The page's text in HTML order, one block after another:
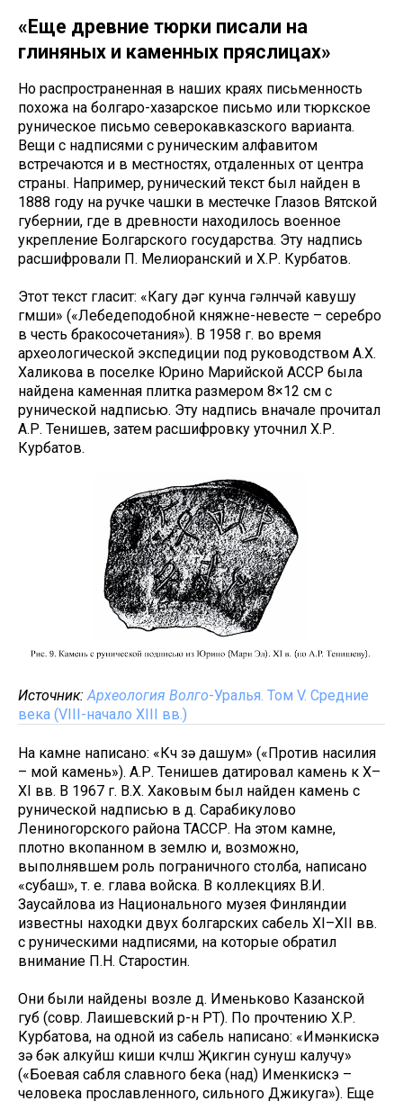
«Еще древние тюрки писали на
глиняных и каменных пряслицах»
Но распространенная в наших краях письменность
похожа на болгаро-хазарское письмо или тюркское
руническое письмо северокавказского варианта.
Вещи с надписями с руническим алфавитом
встречаются и в местностях, отдаленных от центра
страны. Например, рунический текст был найден в
1888 году на ручке чашки в местечке Глазов Вятской
губернии, где в древности находилось военное
укрепление Болгарского государства. Эту надпись
расшифровали П. Мелиоранский и Х.Р. Курбатов.
Этот текст гласит: «Кагу дəг кунча гəлүнчəй кавушу
гүмүши» («Лебедеподобной княжне-невесте – серебро
в честь бракосочетания»). В 1958 г. во время
археологической экспедиции под руководством А.Х.
Халикова в поселке Юрино Марийской АССР была
найдена каменная плитка размером 8×12 см с
рунической надписью. Эту надпись вначале прочитал
А.Р. Тенишев, затем расшифровку уточнил Х.Р.
Курбатов.
Источник: Археология Волго-Уралья. Том V. Средние
века (VIII-начало XIII вв.)
На камне написано: «Күч үзə дашум» («Против насилия
– мой камень»). А.Р. Тенишев датировал камень к X–
XI вв. В 1967 г. В.Х. Хаковым был найден камень с
рунической надписью в д. Сарабикулово
Лениногорского района ТАССР. На этом камне,
плотно вкопанном в землю и, возможно,
выполнявшем роль пограничного столба, написано
«субаш», т. е. глава войска. В коллекциях В.И.
Заусайлова из Национального музея Финляндии
известны находки двух болгарских сабель XI–XII вв.
с руническими надписями, на которые обратил
внимание П.Н. Старостин.
Они были найдены возле д. Именьково Казанской
губ (совр. Лаишевский р-н РТ). По прочтению Х.Р.
Курбатова, на одной из сабель написано: «Имəнкискə
үзə бəкү алкуйш киши күчлүш Җикүгин сунуш калучу»
(«Боевая сабля славного бека (над) Именкискэ –
человека прославленного, сильного Джикуга»). Еще